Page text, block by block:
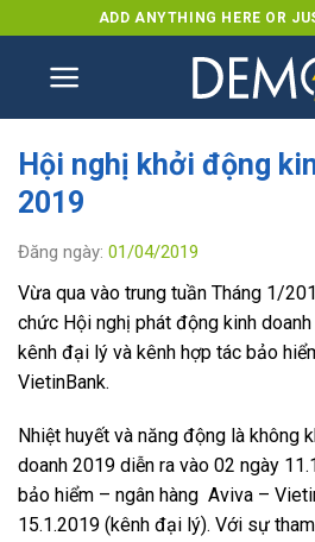
to
content
ADD ANYTHING HERE OR
Hội nghị khởi động
2019
Đăng ngày: 01/04/2019
Vừa qua vào trung tuần Tháng 1/
chức Hội nghị phát động kinh
kênh đại lý và kênh hợp tác bảo
VietinBank.
Nhiệt huyết và năng động là không
doanh 2019 diễn ra vào 02 ngày
bảo hiểm – ngân hàng Aviva –
15.1.2019 (kênh đại lý). Với sự